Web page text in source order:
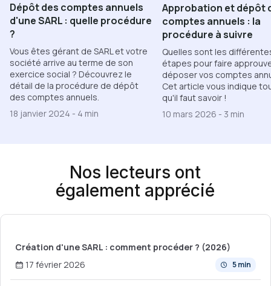
Dépôt des comptes annuels
d'une SARL : quelle procédure
?
Vous êtes gérant de SARL et votre
société arrive au terme de son
exercice social ? Découvrez le
détail de la procédure de dépôt
des comptes annuels.
18 janvier 2024 - 4 min
Approbation et dépôt
comptes annuels : la
procédure à suivre
Quelles sont les
étapes pour faire
déposer vos comptes
Cet article vous indique
qu'il faut savoir !
10 mars 2026 - 3 min
Nos lecteurs ont
également apprécié
Création d'une SARL : comment procéder ? (2026)
5 min
17 février 2026